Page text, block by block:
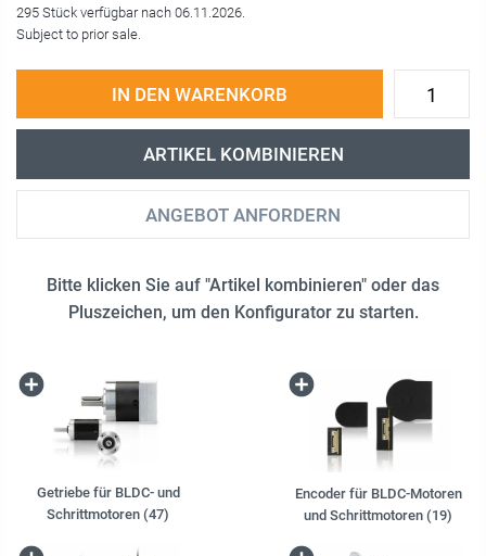
295 Stück verfügbar nach 06.11.2026.
Subject to prior sale.
IN DEN WARENKORB
ARTIKEL KOMBINIEREN
ANGEBOT ANFORDERN
Bitte klicken Sie auf "Artikel kombinieren" oder das
Pluszeichen, um den Konfigurator zu starten.
Getriebe für BLDC- und
Schrittmotoren (47)
Encoder für BLDC-Motoren
und Schrittmotoren (19)